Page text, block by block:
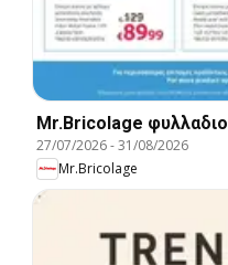
Mr.Bricolage φυλλαδιο
27/07/2026-31/08/2026
Mr.Bricolage